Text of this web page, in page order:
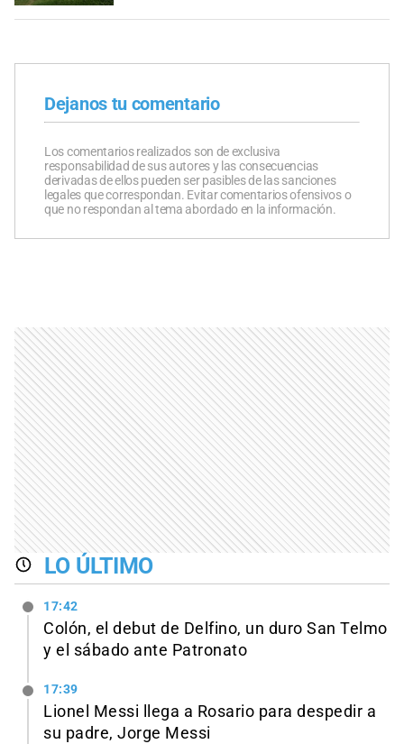
Dejanos tu comentario
Los comentarios realizados son de exclusiva
responsabilidad de sus autores y las consecuencias
derivadas de ellos pueden ser pasibles de las sanciones
legales que correspondan. Evitar comentarios ofensivos o
que no respondan al tema abordado en la información.
LO ÚLTIMO
17:42
Colón, el debut de Delfino, un duro San Telmo
y el sábado ante Patronato
17:39
Lionel Messi llega a Rosario para despedir a
su padre, Jorge Messi